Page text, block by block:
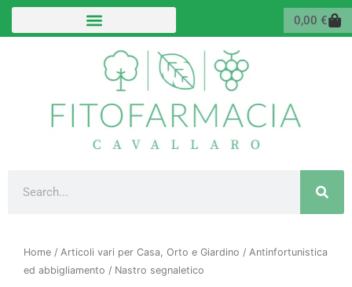
Vai
0,00 €
Home / Articoli vari per Casa, Orto e Giardino / Antinfortunistica
ed abbigliamento / Nastro segnaletico